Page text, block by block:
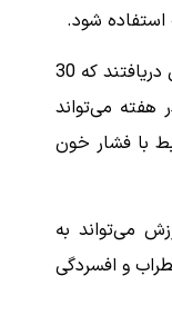
شود.
کاهش فشار خون: محققان استرالیایی دریافتند که 30
هفته می‌تواند
با فشار خون
می‌تواند به
و افسردگی